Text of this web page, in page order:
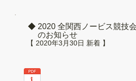
◆ 2020 全関西ノービス競技
のお知らせ
【 2020年3月30日 新着 】